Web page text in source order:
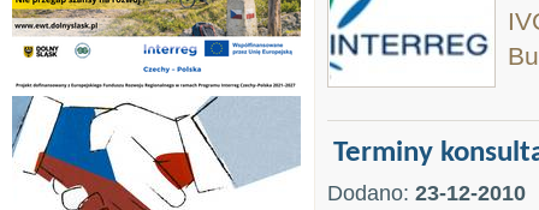
Terminy
Dodano: 23-12-2010